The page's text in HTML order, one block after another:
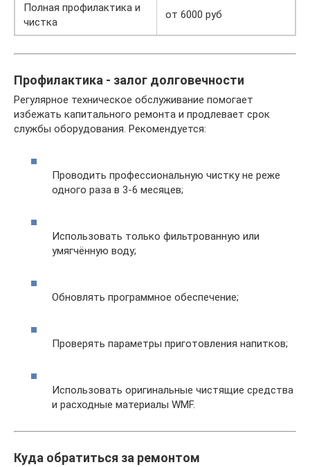
Полная профилактика и
чистка
от 6000 руб
Профилактика - залог долговечности
Регулярное техническое обслуживание помогает
избежать капитального ремонта и продлевает срок
службы оборудования. Рекомендуется:
Проводить профессиональную чистку не реже
одного раза в 3-6 месяцев;
Использовать только фильтрованную или
умягчённую воду;
Обновлять программное обеспечение;
Проверять параметры приготовления напитков;
Использовать оригинальные чистящие средства
и расходные материалы WMF.
Куда обратиться за ремонтом